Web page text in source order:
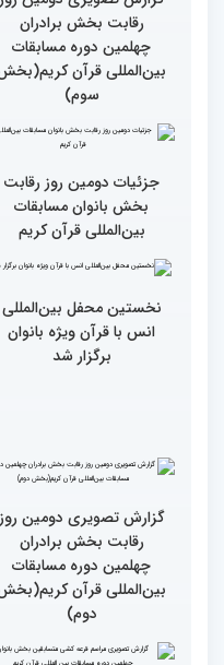
قاری آفریقایی: مسابقات
کشورهای زیادی رفته‌ام اما
حضور در ایران آرزویم بود
گزارش تصویری دومین روز
رقابت بخش برادران
چهلمین دوره مسابقات
سوم)
نخستین محفل بین‌المللی
انس با قرآن ویژه بانوان
برگزار شد